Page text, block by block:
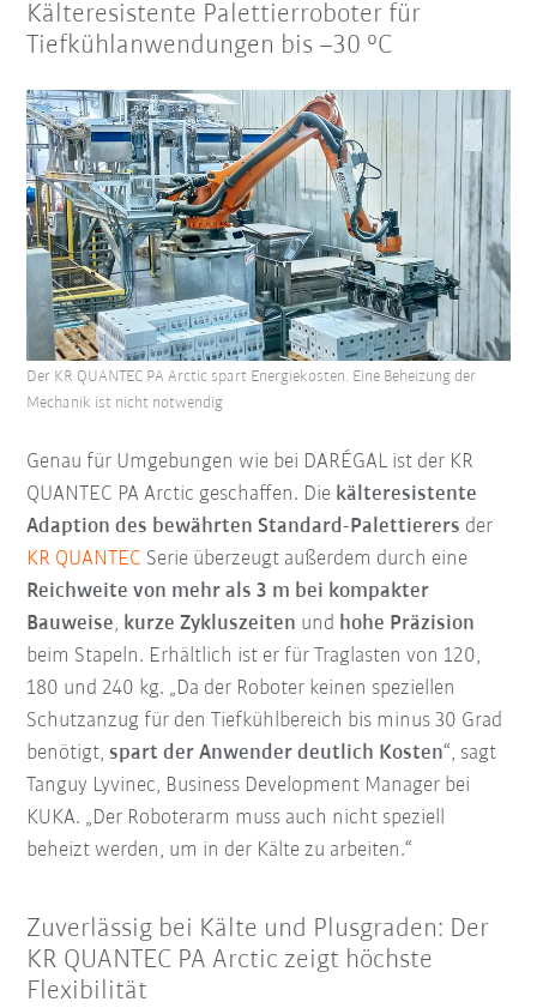
Kälteresistente Palettierroboter für
Tiefkühlanwendungen bis –30 °C
Genau für Umgebungen wie bei DARÉGAL ist der KR
QUANTEC PA Arctic geschaffen. Die kälteresistente
Adaption des bewährten Standard-Palettierers der
KR QUANTEC Serie überzeugt außerdem durch eine
Reichweite von mehr als 3 m bei kompakter
Bauweise, kurze Zykluszeiten und hohe Präzision
beim Stapeln. Erhältlich ist er für Traglasten von 120,
180 und 240 kg. „Da der Roboter keinen speziellen
Schutzanzug für den Tiefkühlbereich bis minus 30 Grad
benötigt,spart der Anwender deutlich Kosten“, sagt
Tanguy Lyvinec, Business Development Manager bei
KUKA. „Der Roboterarm muss auch nicht speziell
beheizt werden, um in der Kälte zu arbeiten.“
Der KR QUANTEC PA Arctic spart Energiekosten. Eine Beheizung der
Mechanik ist nicht notwendig
Zuverlässig bei Kälte und Plusgraden: Der
KR QUANTEC PA Arctic zeigt höchste
Flexibilität